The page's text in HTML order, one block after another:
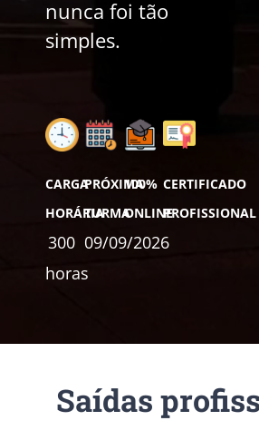
nunca foi tão
simples.
CARGA
HORÁRIA
300
horas
PRÓXIMA
TURMA
09/09/2026
100%
ONLINE
CERTIFICADO
PROFISSIONAL
Saídas